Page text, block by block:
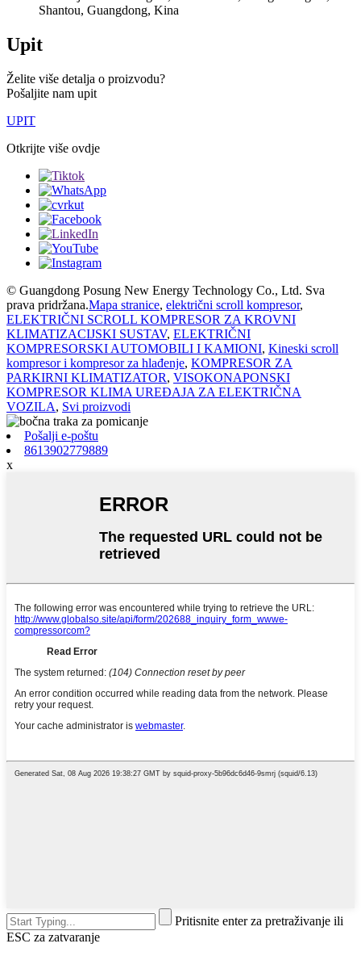
Shantou, Guangdong, Kina
Upit
Želite više detalja o proizvodu?
Pošaljite nam upit
UPIT
Otkrijte više ovdje
© Guangdong Posung New Energy Technology Co., Ltd. Sva
prava pridržana.Mapa stranice, električni scroll kompresor,
ELEKTRIČNI SCROLL KOMPRESOR ZA KROVNI
KLIMATIZACIJSKI SUSTAV, ELEKTRIČNI
KOMPRESORSKI AUTOMOBILI I KAMIONI, Kineski scroll
kompresor i kompresor za hlađenje, KOMPRESOR ZA
PARKIRNI KLIMATIZATOR, VISOKONAPONSKI
KOMPRESOR KLIMA UREĐAJA ZA ELEKTRIČNA
VOZILA, Svi proizvodi
Pošalji e-poštu
8613902779889
x
Pritisnite enter za pretraživanje ili
ESC za zatvaranje